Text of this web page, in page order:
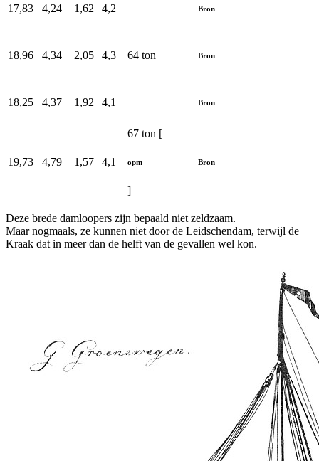
17,83 4,24 1,62 4,2 Bron
18,96 4,34 2,05 4,3 64 ton Bron
18,25 4,37 1,92 4,1 Bron
19,73 4,79 1,57 4,1
67 ton [
opm
]
Bron
Deze brede damloopers zijn bepaald niet zeldzaam.
Maar nogmaals, ze kunnen niet door de Leidschendam, terwijl de
Kraak dat in meer dan de helft van de gevallen wel kon.